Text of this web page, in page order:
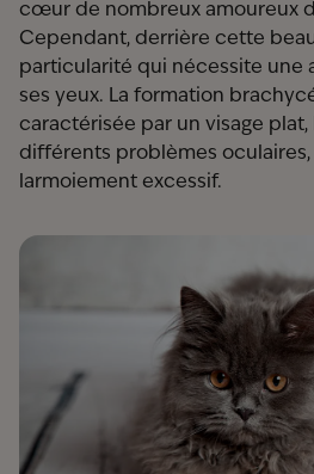
cœur de nombreux amoureux
Cependant, derrière cette
particularité qui nécessite une
ses yeux. La formation
caractérisée par un visage
différents problèmes
larmoiement excessif.